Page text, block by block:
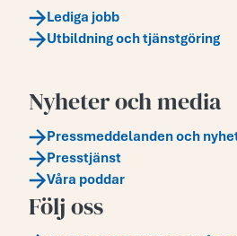
Lediga jobb
Utbildning och tjänstgöring
Nyheter och media
Pressmeddelanden och
Presstjänst
Våra poddar
Följ oss